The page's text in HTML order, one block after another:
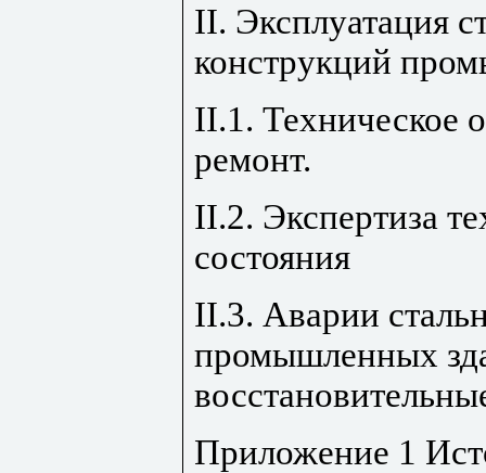
II. Эксплуатация
конструкций
II.1. Техническое
ремонт.
II.2. Экспертиза
состояния
II.3. Аварии
промышленных
Приложение 1